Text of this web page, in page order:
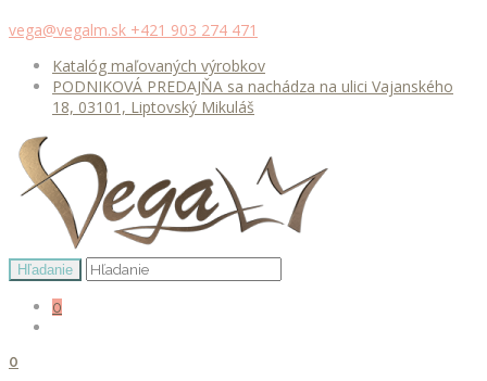
vega@vegalm.sk +421 903 274 471
Katalóg maľovaných výrobkov
PODNIKOVÁ PREDAJŇA sa nachádza na ulici Vajanského
18, 03101, Liptovský Mikuláš
0
0